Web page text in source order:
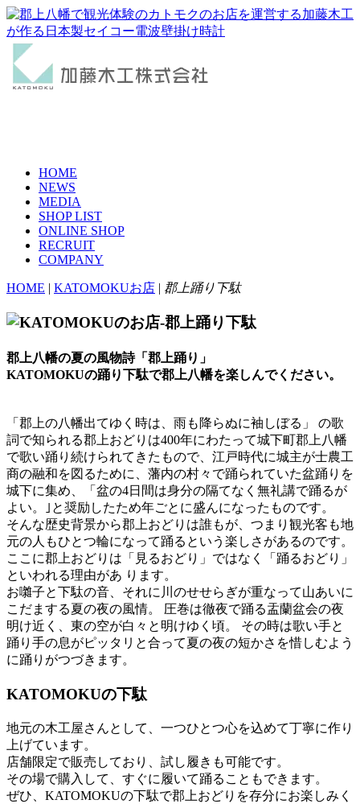
HOME
NEWS
MEDIA
SHOP LIST
ONLINE SHOP
RECRUIT
COMPANY
HOME | KATOMOKUお店 | 郡上踊り下駄
郡上八幡の夏の風物詩「郡上踊り」
KATOMOKUの踊り下駄で郡上八幡を楽しんでください。
「郡上の八幡出てゆく時は、雨も降らぬに袖しぼる」 の歌
詞で知られる郡上おどりは400年にわたって城下町郡上八幡
で歌い踊り続けられてきたもので、江戸時代に城主が士農工
商の融和を図るために、藩内の村々で踊られていた盆踊りを
城下に集め、「盆の4日間は身分の隔てなく無礼講で踊るが
よい。｣と奨励したため年ごとに盛んになったものです。
そんな歴史背景から郡上おどりは誰もが、つまり観光客も地
元の人もひとつ輪になって踊るという楽しさがあるのです。
ここに郡上おどりは「見るおどり」ではなく「踊るおどり」
といわれる理由があ ります。
お囃子と下駄の音、それに川のせせらぎが重なって山あいに
こだまする夏の夜の風情。 圧巻は徹夜で踊る盂蘭盆会の夜
明け近く、東の空が白々と明けゆく頃。 その時は歌い手と
踊り手の息がピッタリと合って夏の夜の短かさを惜しむよう
に踊りがつづきます。
KATOMOKUの下駄
地元の木工屋さんとして、一つひとつ心を込めて丁寧に作り
上げています。
店舗限定で販売しており、試し履きも可能です。
その場で購入して、すぐに履いて踊ることもできます。
ぜひ、KATOMOKUの下駄で郡上おどりを存分にお楽しみく